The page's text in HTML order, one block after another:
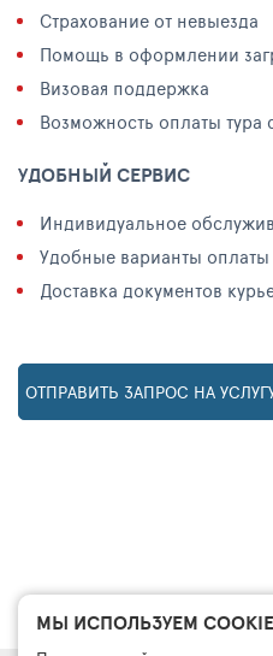
Страхование от невыезда
Помощь в оформлении
Визовая поддержка
Возможность оплаты тура
УДОБНЫЙ СЕРВИС
Индивидуальное
Удобные варианты оплаты
Доставка документов
ОТПРАВИТЬ ЗАПРОС НА
МЫ ИСПОЛЬЗУЕМ